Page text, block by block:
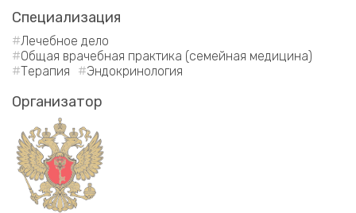
Специализация
Лечебное дело
Общая врачебная практика (семейная медицина)
Терапия
Эндокринология
Организатор